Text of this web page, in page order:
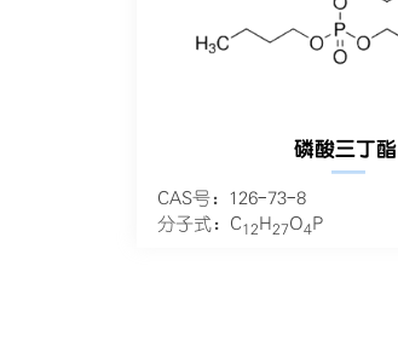
磷酸三丁酯
—
CAS号：126-73-8
分子式：C12 H27O4P